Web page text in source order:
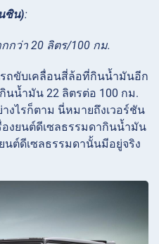
ซิน):
กว่า 20 ลิตร/100 กม.
รถขับเคลื่อนสี่ล้อที่กินน้ำมันอีก
น้ำมัน 22 ลิตรต่อ 100 กม.
างไรก็ตาม นี่หมายถึงเวอร์ชัน
องยนต์ดีเซลธรรมดากินน้ำมัน
นต์ดีเซลธรรมดานั้นมีอยู่จริง